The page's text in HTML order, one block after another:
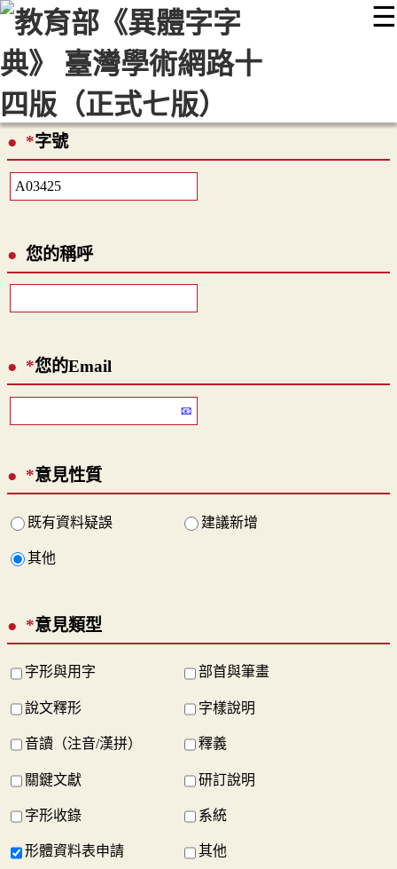
☰
::: 最新消息 常見問題 編輯說明
顯示模式
網站導覽
*字號
您的稱呼
*您的Email
*意見性質
既有資料疑誤 建議新增
其他
*意見類型
字形與用字 部首與筆畫
說文釋形 字樣說明
音讀（注音/漢拼） 釋義
關鍵文獻 研訂說明
字形收錄 系統
形體資料表申請 其他